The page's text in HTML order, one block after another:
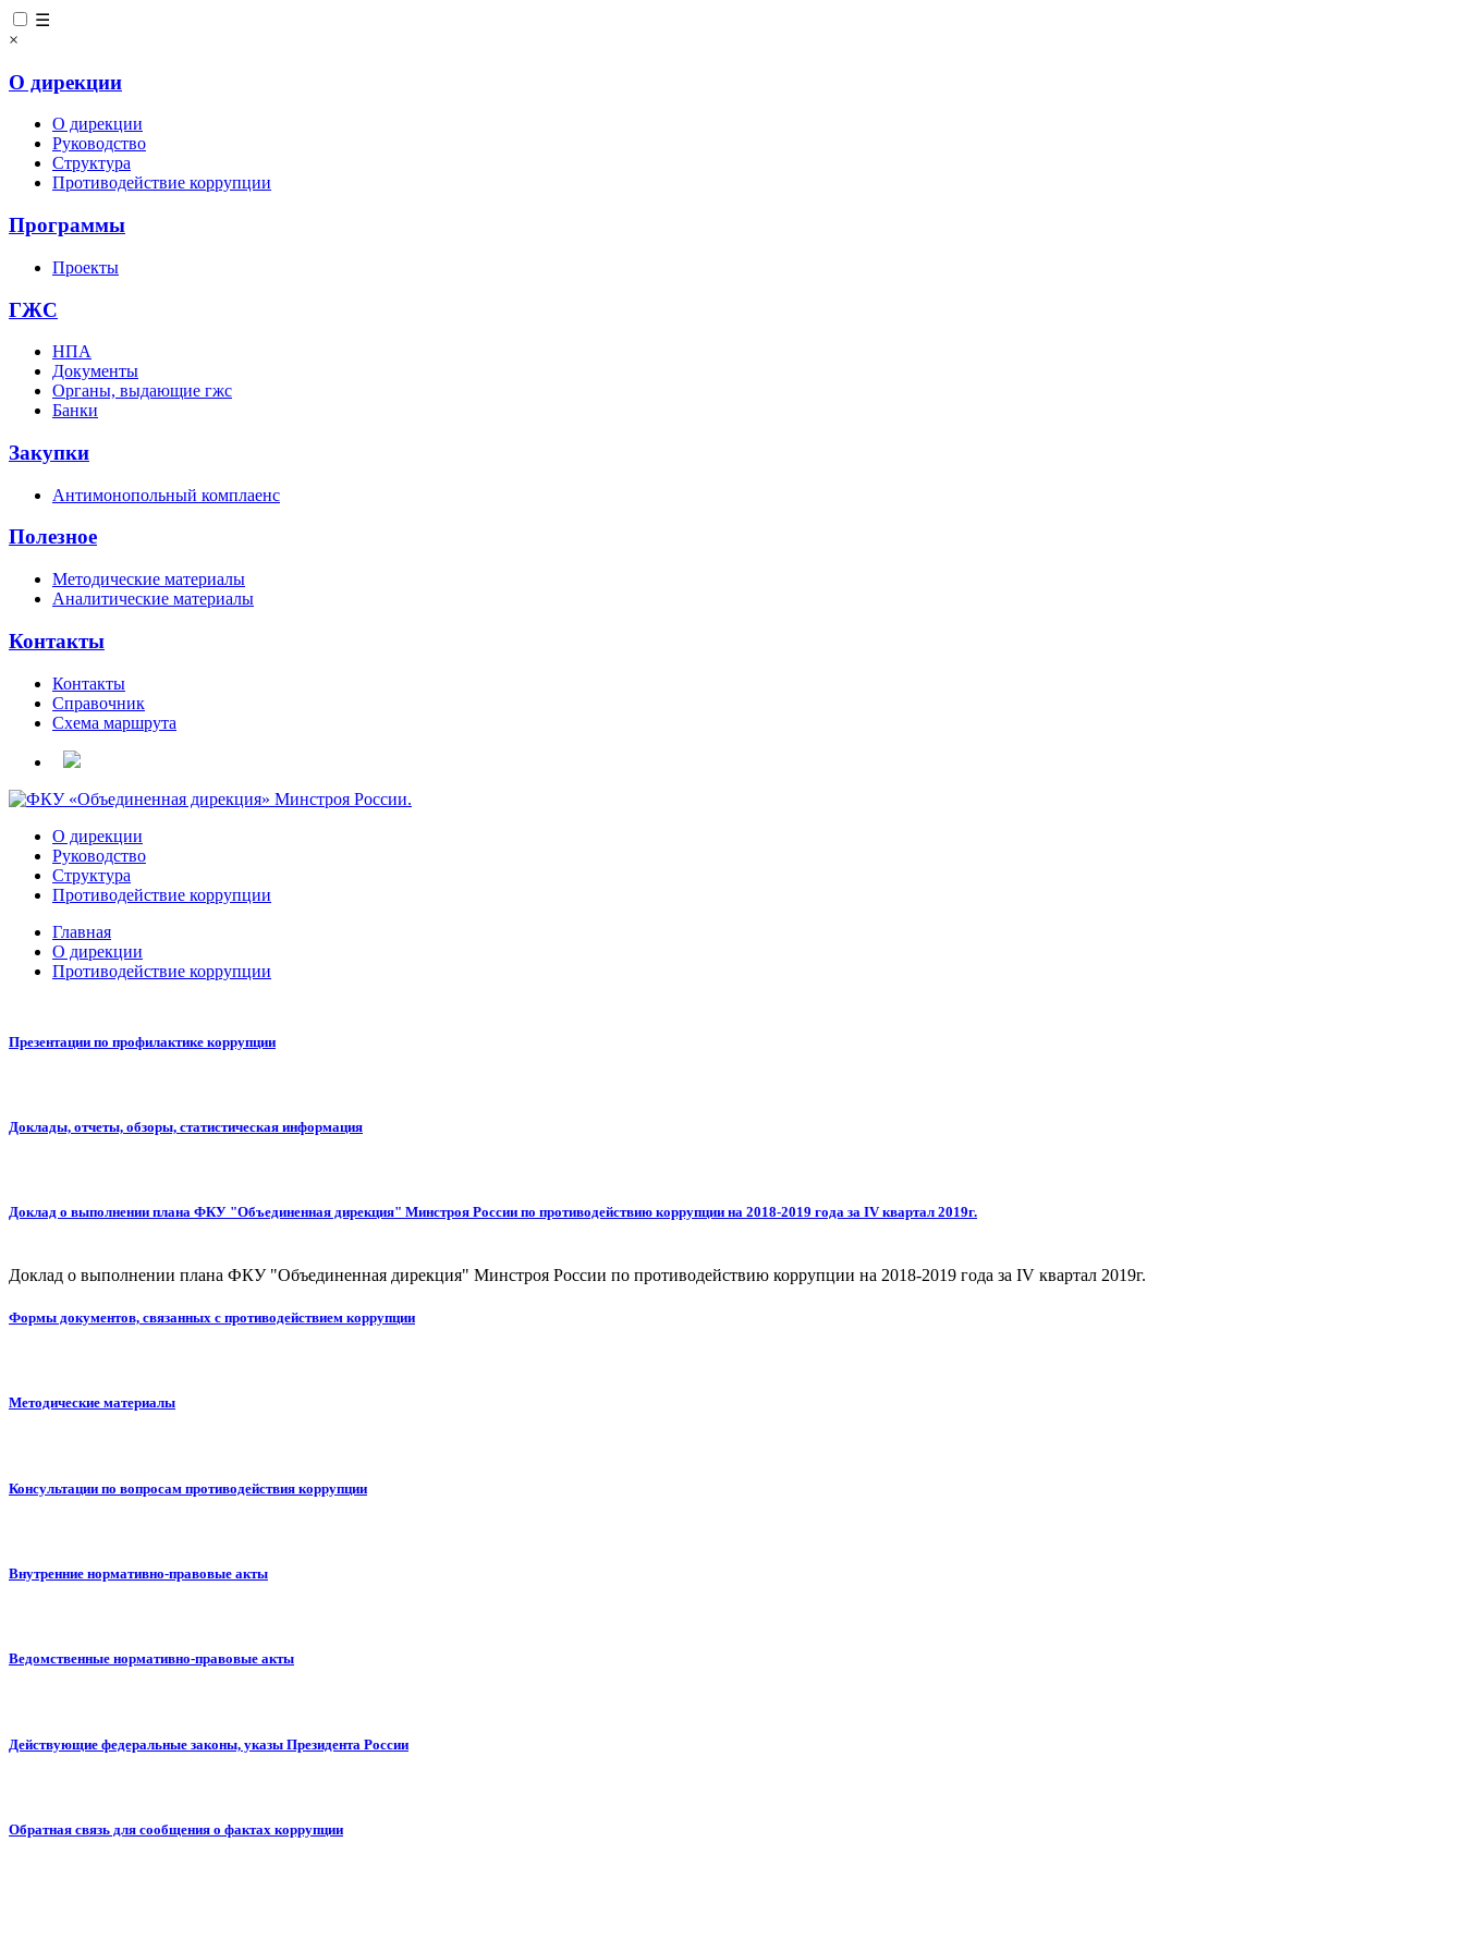
☰
×
О дирекции
О дирекции
Руководство
Структура
Противодействие коррупции
Программы
Проекты
ГЖС
НПА
Документы
Органы, выдающие гжс
Банки
Закупки
Антимонопольный комплаенс
Полезное
Методические материалы
Аналитические материалы
Контакты
Контакты
Справочник
Схема маршрута
О дирекции
Руководство
Структура
Противодействие коррупции
Главная
О дирекции
Противодействие коррупции
Презентации по профилактике коррупции
Доклады, отчеты, обзоры, статистическая информация
Доклад о выполнении плана ФКУ "Объединенная дирекция" Минстроя России по противодействию коррупции на 2018-2019 года за IV квартал 2019г.
Доклад о выполнении плана ФКУ "Объединенная дирекция" Минстроя России по противодействию коррупции на 2018-2019 года за IV квартал 2019г.
Формы документов, связанных с противодействием коррупции
Методические материалы
Консультации по вопросам противодействия коррупции
Внутренние нормативно-правовые акты
Ведомственные нормативно-правовые акты
Действующие федеральные законы, указы Президента России
Обратная связь для сообщения о фактах коррупции